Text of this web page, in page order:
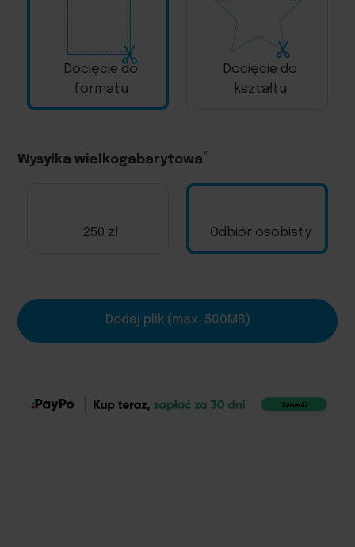
Docięcie do
formatu
Docięcie do
kształtu
Wysyłka wielkogabarytowa
250 zł Odbiór osobisty
Dodaj plik (max. 500MB)